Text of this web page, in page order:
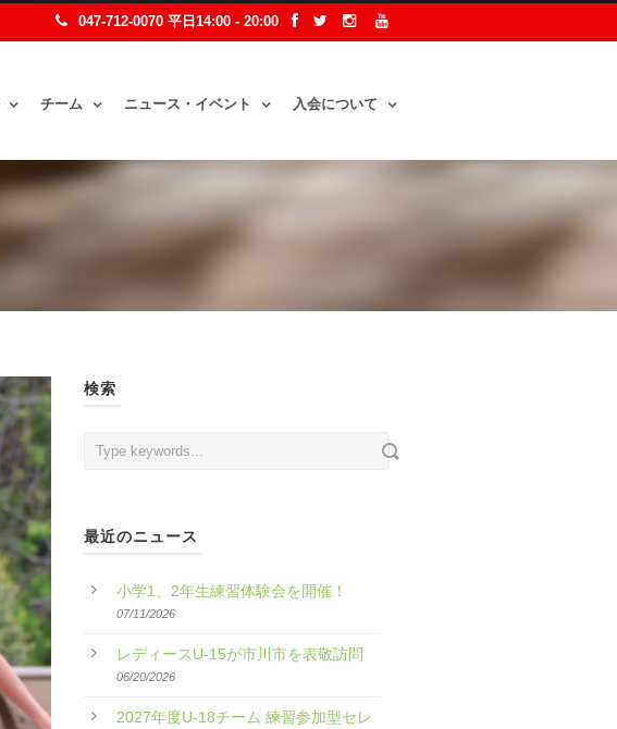
047-712-0070 平日14:00 - 20:00
チーム ニュース・イベント 入会について
検索
最近のニュース
小学1、2年生練習体験会を開催！
07/11/2026
レディースU-15が市川市を表敬訪問
06/20/2026
2027年度U-18チーム 練習参加型セレ